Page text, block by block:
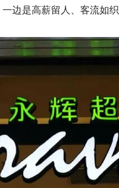
边是高薪留人、客流如